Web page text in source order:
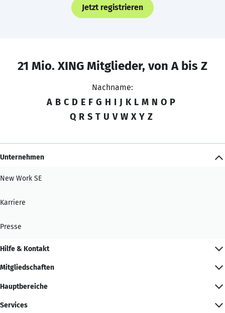
Jetzt registrieren
21 Mio. XING Mitglieder, von A bis Z
Nachname:
A B C D E F G H I J K L M N O P
Q R S T U V W X Y Z
Unternehmen
New Work SE
Karriere
Presse
Hilfe & Kontakt
Mitgliedschaften
Hauptbereiche
Services